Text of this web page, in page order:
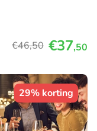
€46,50 €37,50
29% korting